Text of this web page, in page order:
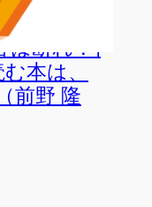
は断れ！」
本は、
前野 隆